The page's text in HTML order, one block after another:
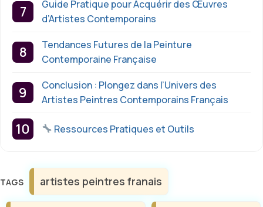
Guide Pratique pour Acquérir des Œuvres
d’Artistes Contemporains
Tendances Futures de la Peinture
Contemporaine Française
Conclusion : Plongez dans l’Univers des
Artistes Peintres Contemporains Français
Ressources Pratiques et Outils
Étiquettes
artistes peintres franais